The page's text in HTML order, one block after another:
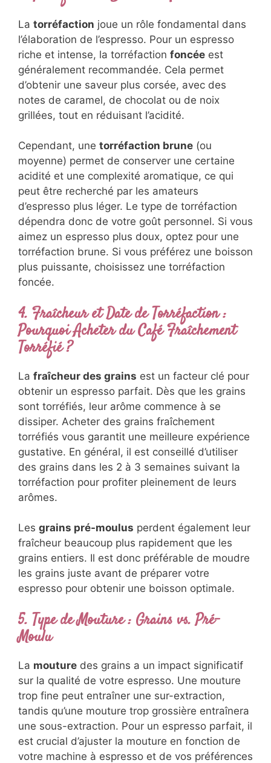
La torréfaction joue un rôle fondamental dans
l’élaboration de l’espresso. Pour un espresso
riche et intense, la torréfaction foncée est
généralement recommandée. Cela permet
d’obtenir une saveur plus corsée, avec des
notes de caramel, de chocolat ou de noix
grillées, tout en réduisant l’acidité.
Cependant, une torréfaction brune (ou
moyenne) permet de conserver une certaine
acidité et une complexité aromatique, ce qui
peut être recherché par les amateurs
d’espresso plus léger. Le type de torréfaction
dépendra donc de votre goût personnel. Si vous
aimez un espresso plus doux, optez pour une
torréfaction brune. Si vous préférez une boisson
plus puissante, choisissez une torréfaction
foncée.
4. Fraîcheur et Date de Torréfaction :
Pourquoi Acheter du Café Fraîchement
Torréfié ?
La fraîcheur des grains est un facteur clé pour
obtenir un espresso parfait. Dès que les grains
sont torréfiés, leur arôme commence à se
dissiper. Acheter des grains fraîchement
torréfiés vous garantit une meilleure expérience
gustative. En général, il est conseillé d’utiliser
des grains dans les 2 à 3 semaines suivant la
torréfaction pour profiter pleinement de leurs
arômes.
Les grains pré-moulus perdent également leur
fraîcheur beaucoup plus rapidement que les
grains entiers. Il est donc préférable de moudre
les grains juste avant de préparer votre
espresso pour obtenir une boisson optimale.
5. Type de Mouture : Grains vs. Pré-
Moulu
La mouture des grains a un impact significatif
sur la qualité de votre espresso. Une mouture
trop fine peut entraîner une sur-extraction,
tandis qu’une mouture trop grossière entraînera
une sous-extraction. Pour un espresso parfait, il
est crucial d’ajuster la mouture en fonction de
votre machine à espresso et de vos préférences